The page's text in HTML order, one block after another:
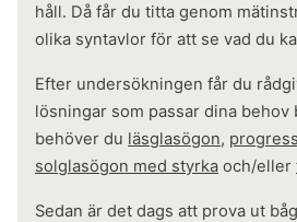
håll. Då får du titta genom
olika syntavlor för att se vad du
Efter undersökningen får du
lösningar som passar dina behov
behöver du läsglasögon,
solglasögon med styrka och/eller
Sedan är det dags att prova ut